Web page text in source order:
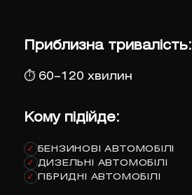
Приблизна тривалість:
⏱ 60–120 хвилин
Кому підійде:
✓ БЕНЗИНОВІ АВТОМОБІЛІ
✓ ДИЗЕЛЬНІ АВТОМОБІЛІ
✓ ГІБРИДНІ АВТОМОБІЛІ